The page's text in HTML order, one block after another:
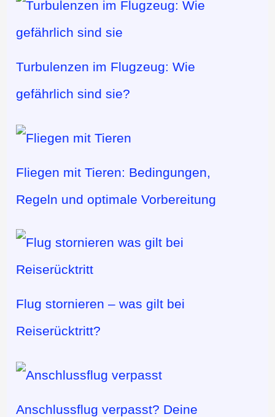
Turbulenzen im Flugzeug: Wie
gefährlich sind sie?
Fliegen mit Tieren: Bedingungen,
Regeln und optimale Vorbereitung
Flug stornieren – was gilt bei
Reiserücktritt?
Anschlussflug verpasst? Deine